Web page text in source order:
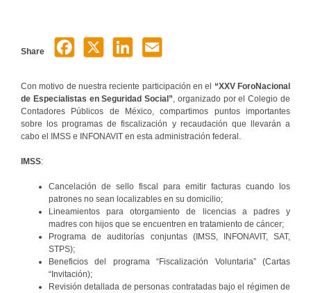
Share
Con motivo de nuestra reciente participación en el “XXV ForoNacional
de Especialistas en Seguridad Social” , organizado por el Colegio de
Contadores Públicos de México, compartimos puntos importantes
sobre los programas de fiscalización y recaudación que llevarán a
cabo el IMSS e INFONAVIT en esta administración federal.
IMSS:
Cancelación de sello fiscal para emitir facturas cuando los
patrones no sean localizables en su domicilio;
Lineamientos para otorgamiento de licencias a padres y
madres con hijos que se encuentren en tratamiento de cáncer;
Programa de auditorías conjuntas (IMSS, INFONAVIT, SAT,
STPS);
Beneficios del programa “Fiscalización Voluntaria” (Cartas
“Invitación);
Revisión detallada de personas contratadas bajo el régimen de